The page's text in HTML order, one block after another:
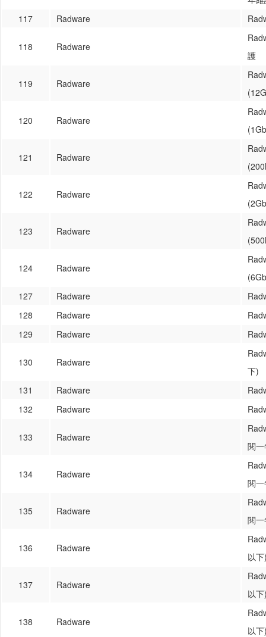
117
Radware
118 Radware
護
119 Radware
120 Radware
121 Radware
122 Radware
123 Radware
124 Radware
127
Radware
128
Radware
129
Radware
130 Radware
下)
131
Radware
132
Radware
133 Radware
閱
134 Radware
閱
135 Radware
閱
136 Radware
以
137 Radware
以
138 Radware
以